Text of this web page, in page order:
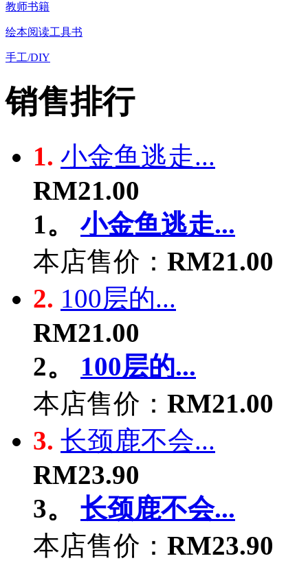
教师书籍
绘本阅读工具书
手工/DIY
销售排行
1. 小金鱼逃走...
RM21.00
1。
小金鱼逃走...
本店售价： RM21.00
2. 100层的...
RM21.00
2。
100层的...
本店售价： RM21.00
3. 长颈鹿不会...
RM23.90
3。
长颈鹿不会...
本店售价： RM23.90